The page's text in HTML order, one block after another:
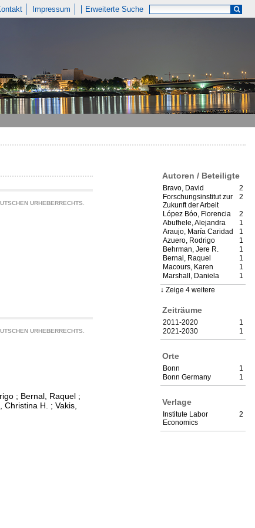
Impressum Erweiterte Suche
Autoren / Beteiligte
2
Bravo, David
2
Forschungsinstitut zur
Zukunft der Arbeit
2
López Bóo, Florencia
1
Abufhele, Alejandra
1
Araujo, María Caridad
1
Azuero, Rodrigo
1
Behrman, Jere R.
1
Bernal, Raquel
1
Macours, Karen
1
Marshall, Daniela
Zeige 4 weitere
Zeiträume
1
2011-2020
1
2021-2030
Orte
1
Bonn
1
Bonn Germany
Verlage
2
Institute Labor
Economics
URHEBERRECHTS.
URHEBERRECHTS.
; Bernal, Raquel ;
Christina H. ; Vakis,